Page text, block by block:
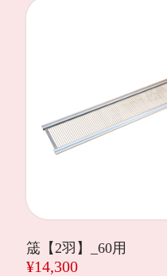
筬【2羽】_60用
¥14,300